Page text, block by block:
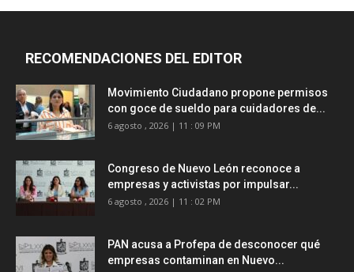
RECOMENDACIONES DEL EDITOR
Movimiento Ciudadano propone permisos
con goce de sueldo para cuidadores de...
6 agosto , 2026 | 11 : 09 PM
Congreso de Nuevo León reconoce a
empresas y activistas por impulsar...
6 agosto , 2026 | 11 : 02 PM
PAN acusa a Profepa de desconocer qué
empresas contaminan en Nuevo...